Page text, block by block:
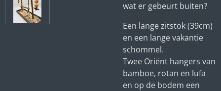
wat er gebeurt buiten?
Een lange zitstok (39cm)
en een lange vakantie
schommel.
Twee Oriënt hangers van
bamboe, rotan en lufa
en op de bodem een